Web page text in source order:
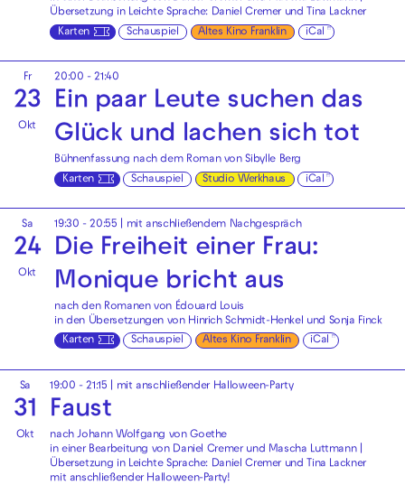
Übersetzung in Leichte Sprache: Daniel Cremer und Tina Lackner
Karten
Schauspiel Altes Kino Franklin iCal
Fr
23
Okt
20:00 - 21:40
Ein paar Leute suchen das
Glück und lachen sich tot
Bühnenfassung nach dem Roman von Sibylle Berg
Karten
Schauspiel Studio Werkhaus iCal
Sa
24
Okt
19:30 - 20:55 | mit anschließendem Nachgespräch
Die Freiheit einer Frau:
Monique bricht aus
nach den Romanen von Édouard Louis
in den Übersetzungen von Hinrich Schmidt-Henkel und Sonja Finck
Karten
Schauspiel Altes Kino Franklin iCal
Sa
31
Okt
19:00 - 21:15 | mit anschließender Halloween-Party
Faust
nach Johann Wolfgang von Goethe
in einer Bearbeitung von Daniel Cremer und Mascha Luttmann |
Übersetzung in Leichte Sprache: Daniel Cremer und Tina Lackner
mit anschließender Halloween-Party!